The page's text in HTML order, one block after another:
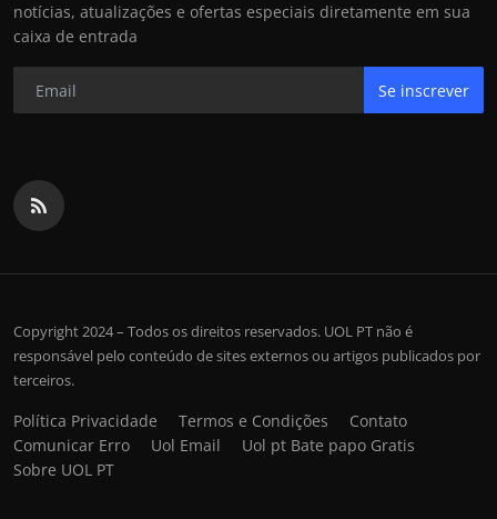
notícias, atualizações e ofertas especiais diretamente em sua
caixa de entrada
Se inscrever
Copyright 2024 – Todos os direitos reservados. UOL PT não é
responsável pelo conteúdo de sites externos ou artigos publicados por
terceiros.
Política Privacidade Termos e Condições
Contato
Comunicar Erro
Uol Email
Uol pt Bate papo Gratis
Sobre UOL PT